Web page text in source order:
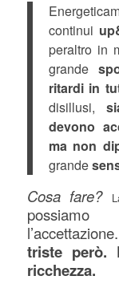
continui
peraltro in
grande
ritardi in
disillusi,
devono
ma non
grande
Cosa fare?
l’accettazione.
triste però.
ricchezza.